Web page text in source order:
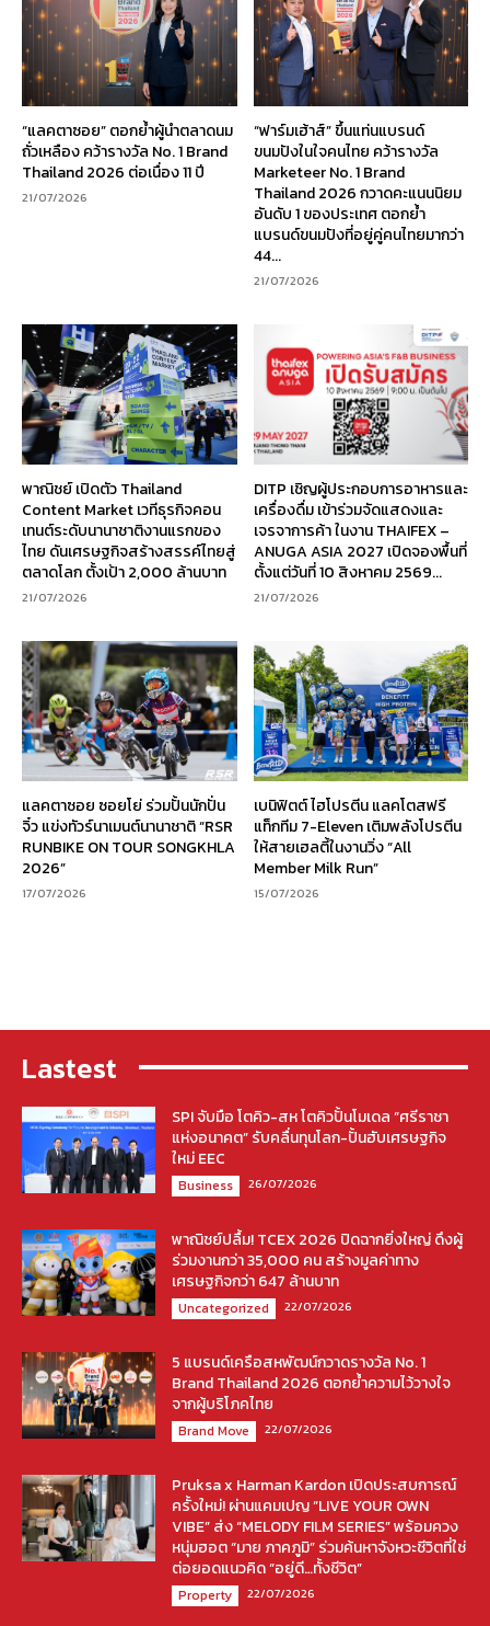
“แลคตาซอย” ตอกย้ำผู้นำตลาดนม
ถั่วเหลือง คว้ารางวัล No. 1 Brand
Thailand 2026 ต่อเนื่อง 11 ปี
21/07/2026
“ฟาร์มเฮ้าส์” ขึ้นแท่นแบรนด์
ขนมปังในใจคนไทย คว้ารางวัล
Marketeer No. 1 Brand
Thailand 2026 กวาดคะแนนนิยม
อันดับ 1 ของประเทศ ตอกย้ำ
แบรนด์ขนมปังที่อยู่คู่คนไทยมากว่า
44...
21/07/2026
พาณิชย์ เปิดตัว Thailand
Content Market เวทีธุรกิจคอน
เทนต์ระดับนานาชาติงานแรกของ
ไทย ดันเศรษฐกิจสร้างสรรค์ไทยสู่
ตลาดโลก ตั้งเป้า 2,000 ล้านบาท
21/07/2026
DITP เชิญผู้ประกอบการอาหารและ
เครื่องดื่ม เข้าร่วมจัดแสดงและ
เจรจาการค้า ในงาน THAIFEX –
ANUGA ASIA 2027 เปิดจองพื้นที่
ตั้งแต่วันที่ 10 สิงหาคม 2569...
21/07/2026
แลคตาซอย ซอยโย่ ร่วมปั้นนักปั่น
จิ๋ว แข่งทัวร์นาเมนต์นานาชาติ “RSR
RUNBIKE ON TOUR SONGKHLA
2026”
17/07/2026
เบนิฟิตต์ ไฮโปรตีน แลคโตสฟรี
แท็กทีม 7-Eleven เติมพลังโปรตีน
ให้สายเฮลตี้ในงานวิ่ง “All
Member Milk Run”
15/07/2026
Lastest
SPI จับมือ โตคิว-สห โตคิวปั้นโมเดล “ศรีราชา
แห่งอนาคต” รับคลื่นทุนโลก-ปั้นฮับเศรษฐกิจ
ใหม่ EEC
Business 26/07/2026
พาณิชย์ปลื้ม! TCEX 2026 ปิดฉากยิ่งใหญ่ ดึงผู้
ร่วมงานกว่า 35,000 คน สร้างมูลค่าทาง
เศรษฐกิจกว่า 647 ล้านบาท
Uncategorized 22/07/2026
5 แบรนด์เครือสหพัฒน์กวาดรางวัล No. 1
Brand Thailand 2026 ตอกย้ำความไว้วางใจ
จากผู้บริโภคไทย
Brand Move 22/07/2026
Pruksa x Harman Kardon เปิดประสบการณ์
ครั้งใหม่! ผ่านแคมเปญ “LIVE YOUR OWN
VIBE” ส่ง “MELODY FILM SERIES” พร้อมควง
หนุ่มฮอต “มาย ภาคภูมิ” ร่วมค้นหาจังหวะชีวิตที่ใช่
ต่อยอดแนวคิด “อยู่ดี…ทั้งชีวิต”
Property 22/07/2026